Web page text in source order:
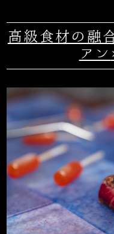
高級食材の融
アン